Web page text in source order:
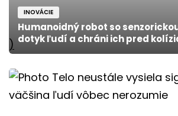
)
INOVÁCIE
Humanoidný robot so
dotyk ľudí a chráni ich pred